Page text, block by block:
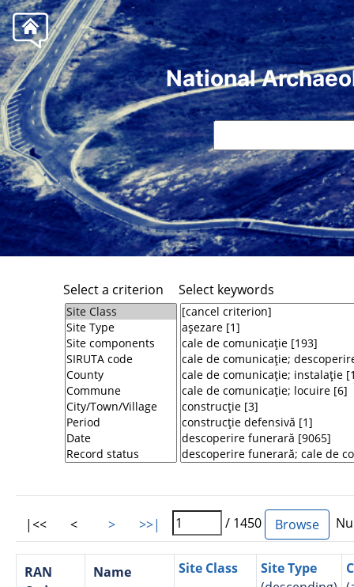
National
Select a criterion Select keywords
|<< < > >>| / 1450
RAN
Name Site Class
Site Type